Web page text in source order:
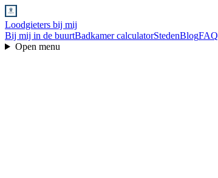
Loodgieters bij mij
Bij mij in de buurtBadkamer calculatorStedenBlogFAQ
Open menu